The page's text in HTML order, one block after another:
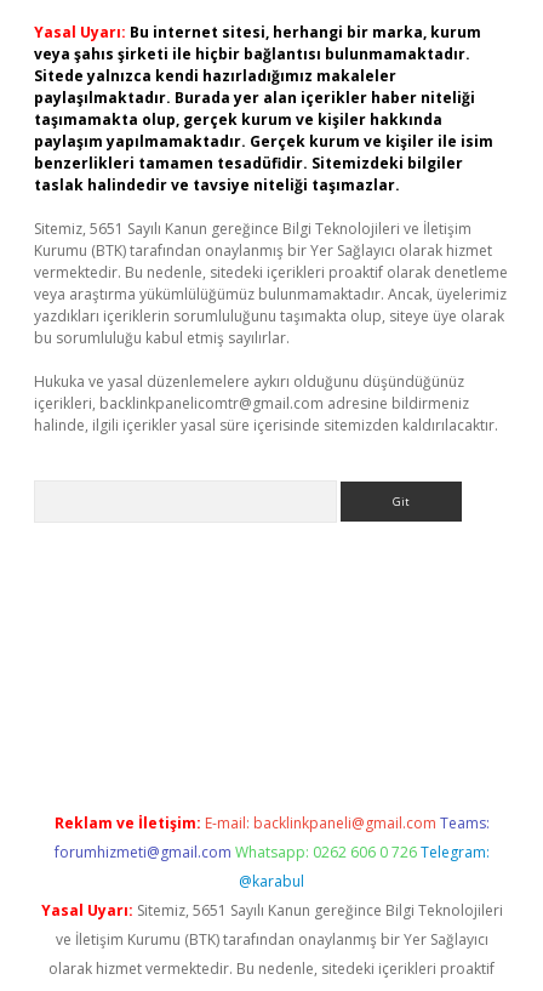
Yasal Uyarı: Bu internet sitesi, herhangi bir marka, kurum
veya şahıs şirketi ile hiçbir bağlantısı bulunmamaktadır.
Sitede yalnızca kendi hazırladığımız makaleler
paylaşılmaktadır. Burada yer alan içerikler haber niteliği
taşımamakta olup, gerçek kurum ve kişiler hakkında
paylaşım yapılmamaktadır. Gerçek kurum ve kişiler ile isim
benzerlikleri tamamen tesadüfidir. Sitemizdeki bilgiler
taslak halindedir ve tavsiye niteliği taşımazlar.
Sitemiz, 5651 Sayılı Kanun gereğince Bilgi Teknolojileri ve İletişim
Kurumu (BTK) tarafından onaylanmış bir Yer Sağlayıcı olarak hizmet
vermektedir. Bu nedenle, sitedeki içerikleri proaktif olarak denetleme
veya araştırma yükümlülüğümüz bulunmamaktadır. Ancak, üyelerimiz
yazdıkları içeriklerin sorumluluğunu taşımakta olup, siteye üye olarak
bu sorumluluğu kabul etmiş sayılırlar.
Hukuka ve yasal düzenlemelere aykırı olduğunu düşündüğünüz
içerikleri, backlinkpanelicomtr@gmail.com adresine bildirmeniz
halinde, ilgili içerikler yasal süre içerisinde sitemizden kaldırılacaktır.
Reklam ve İletişim: E-mail: backlinkpaneli@gmail.com Teams:
forumhizmeti@gmail.com Whatsapp: 0262 606 0 726 Telegram:
@karabul
Yasal Uyarı: Sitemiz, 5651 Sayılı Kanun gereğince Bilgi Teknolojileri
ve İletişim Kurumu (BTK) tarafından onaylanmış bir Yer Sağlayıcı
olarak hizmet vermektedir. Bu nedenle, sitedeki içerikleri proaktif